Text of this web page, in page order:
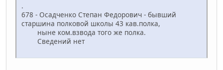
.
678 - Осадченко Степан Федорович - бывший
старшина полковой школы 43 кав.полка,
ныне ком.взвода того же полка.
Сведений нет